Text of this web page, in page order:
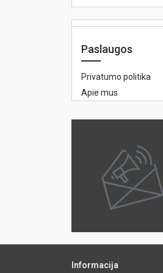
Paslaugos
Privatumo politika
Apie mus
Informacija